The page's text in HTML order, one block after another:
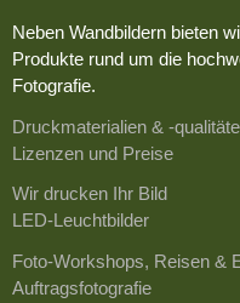
Neben Wandbildern bieten
Produkte rund um die
Fotografie.
Druckmaterialien & -
Lizenzen und Preise
Wir drucken Ihr Bild
LED-Leuchtbilder
Foto-Workshops, Reisen &
Auftragsfotografie